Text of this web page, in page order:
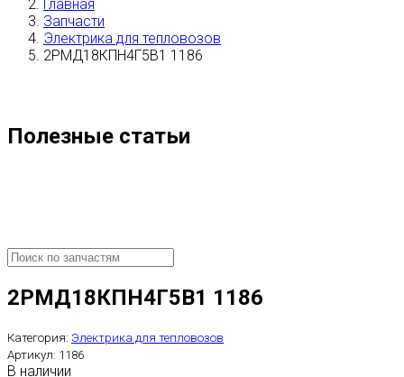
Главная
Запчасти
Электрика для тепловозов
2РМД18КПН4Г5В1 1186
Полезные статьи
2РМД18КПН4Г5В1 1186
Категория: Электрика для тепловозов
Артикул: 1186
В наличии